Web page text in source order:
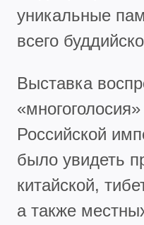
уникальные
всего
Выставка
Российской
было увидеть
китайской,
а также